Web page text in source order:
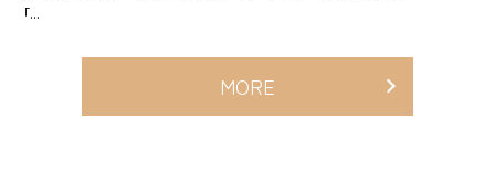
「...
MORE